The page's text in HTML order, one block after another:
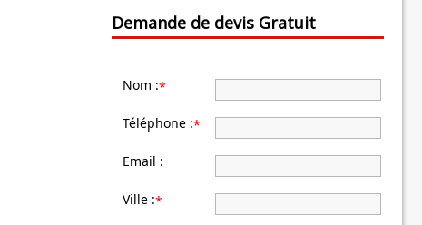
Demande de devis Gratuit
Nom :*
Téléphone :*
Email :
Ville :*